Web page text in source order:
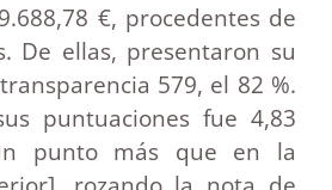
€, procedentes de
De ellas, presentaron su
579, el 82 %.
puntuaciones fue 4,83
punto más que en la